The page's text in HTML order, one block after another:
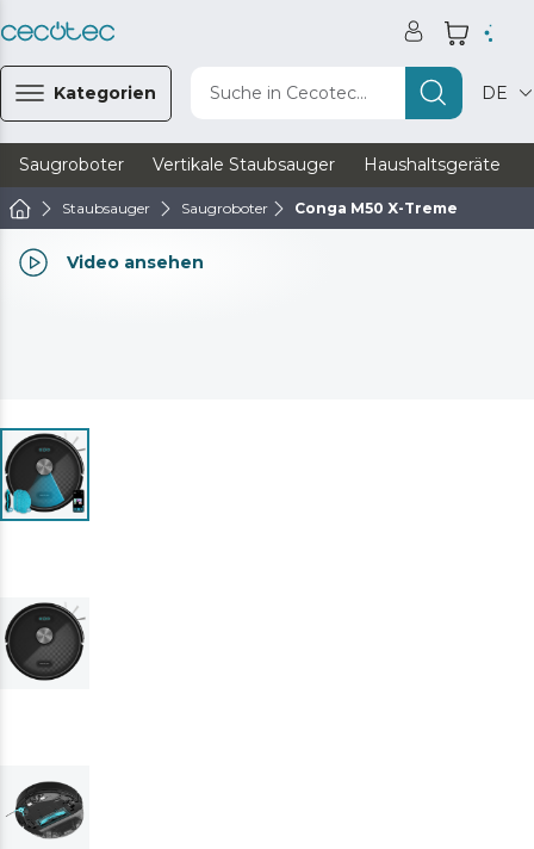
Kategorien Suche in Cecotec... DE
Saugroboter Vertikale Staubsauger Haushaltsgeräte
Staubsauger Saugroboter Conga M50 X-Treme
Video ansehen